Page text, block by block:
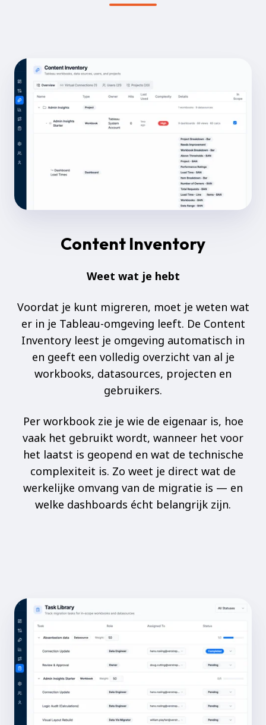
Content Inventory
Weet wat je hebt
Voordat je kunt migreren, moet je weten wat
er in je Tableau-omgeving leeft. De Content
Inventory leest je omgeving automatisch in
en geeft een volledig overzicht van al je
workbooks, datasources, projecten en
gebruikers.
Per workbook zie je wie de eigenaar is, hoe
vaak het gebruikt wordt, wanneer het voor
het laatst is geopend en wat de technische
complexiteit is. Zo weet je direct wat de
werkelijke omvang van de migratie is — en
welke dashboards écht belangrijk zijn.